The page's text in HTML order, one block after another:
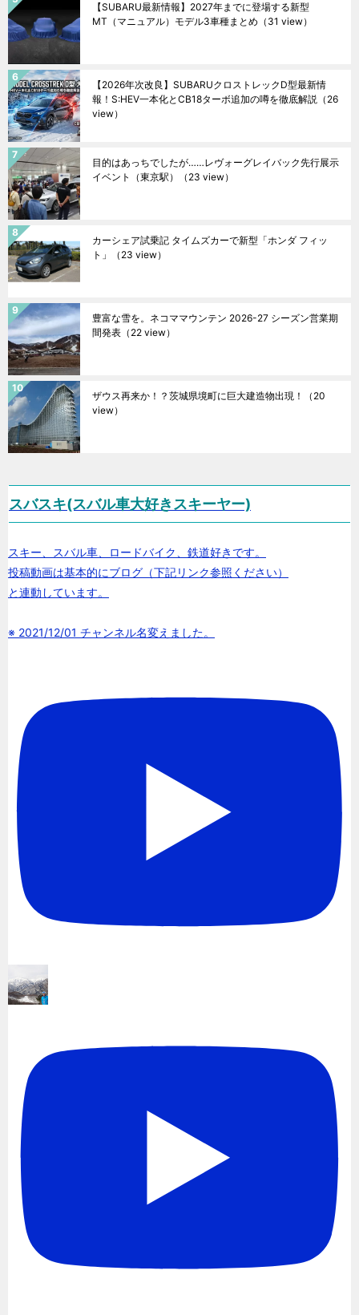
【SUBARU最新情報】2027年までに登場する新型
MT（マニュアル）モデル3車種まとめ （31 view）
【2026年次改良】SUBARUクロストレックD型最新情
報！S:HEV一本化とCB18ターボ追加の噂を徹底解説 （26
view）
目的はあっちでしたが……レヴォーグレイバック先行展示
イベント（東京駅）
（23 view）
カーシェア試乗記 タイムズカーで新型「ホンダ フィッ
ト」
（23 view）
豊富な雪を。ネコママウンテン 2026-27 シーズン営業期
間発表 （22 view）
ザウス再来か！？茨城県境町に巨大建造物出現！
（20
view）
スバスキ(スバル車大好きスキーヤー)
スキー、スバル車、ロードバイク、鉄道好きです。
投稿動画は基本的にブログ（下記リンク参照ください）
と連動しています。
※ 2021/12/01 チャンネル名変えました。